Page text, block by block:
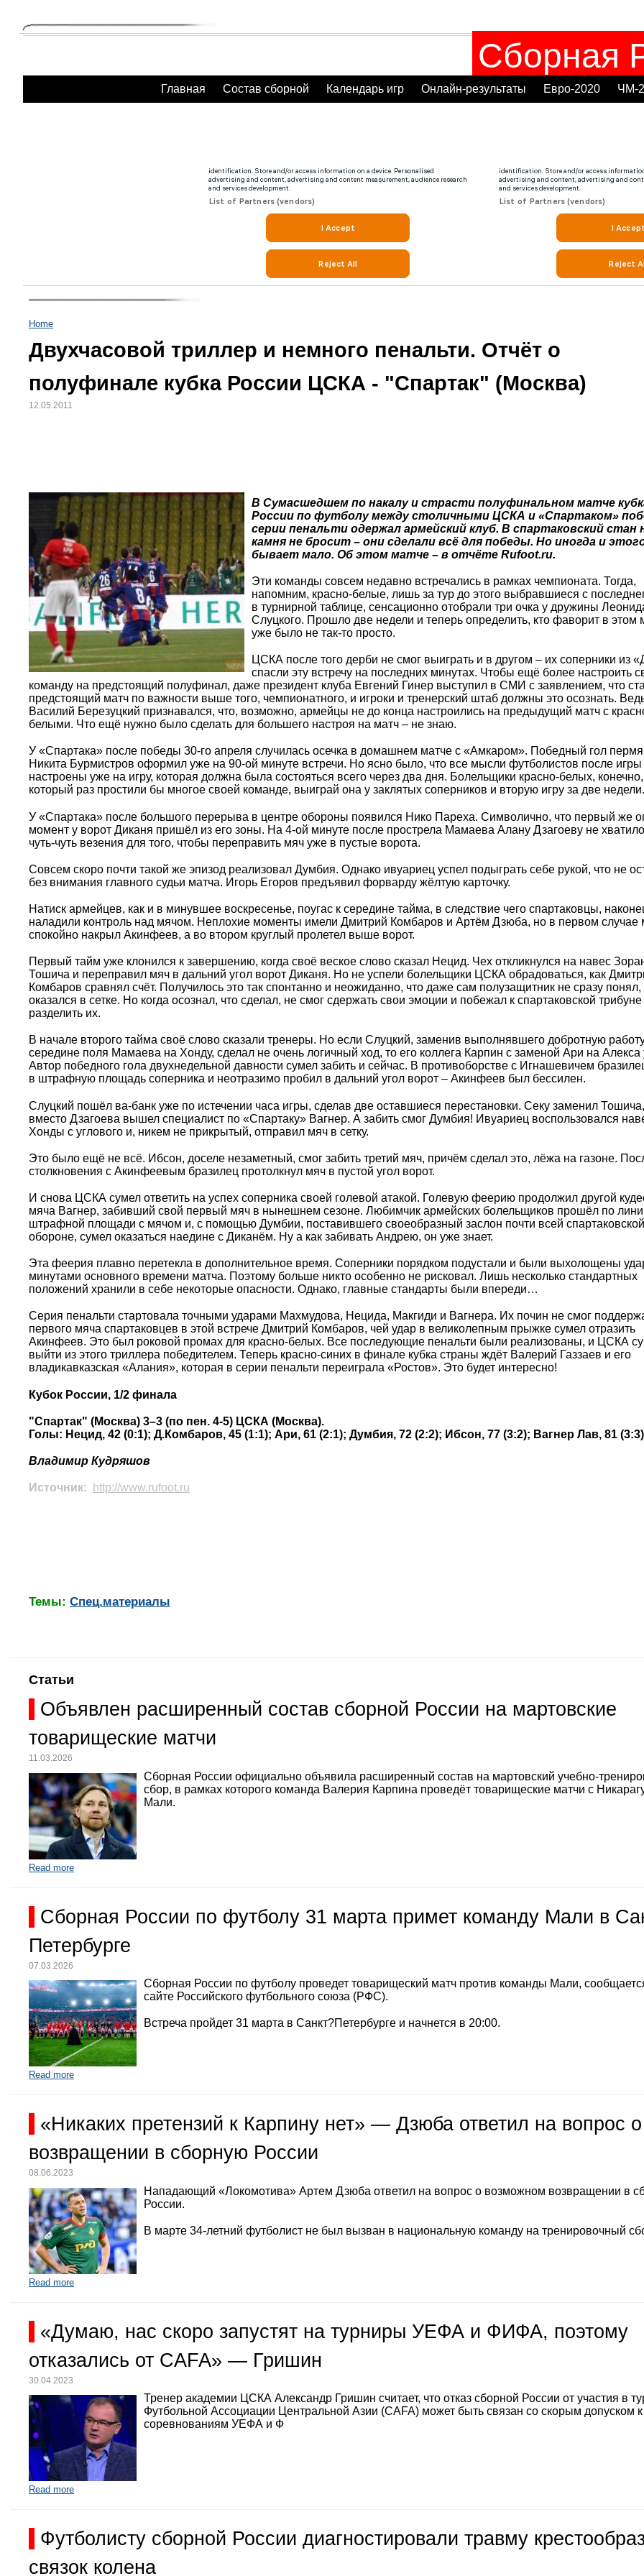
Сборная
Главная Состав сборной Календарь игр Онлайн-результаты Евро-2020 ЧМ-
Home
Двухчасовой триллер и немного пенальти. Отчёт о
полуфинале кубка России ЦСКА - "Спартак" (Москва)
12.05.2011
В Сумасшедшем по накалу и страсти полуфинальном матче
России по футболу между столичными ЦСКА и «Спартаком»
серии пенальти одержал армейский клуб. В спартаковский стан
камня не бросит – они сделали всё для победы. Но иногда и
бывает мало. Об этом матче – в отчёте Rufoot.ru.
Эти команды совсем недавно встречались в рамках чемпионата. Тогда,
напомним, красно-белые, лишь за тур до этого выбравшиеся с
в турнирной таблице, сенсационно отобрали три очка у дружины
Слуцкого. Прошло две недели и теперь определить, кто фаворит в этом
уже было не так-то просто.
ЦСКА после того дерби не смог выиграть и в другом – их соперники из
спасли эту встречу на последних минутах. Чтобы ещё более настроить
команду на предстоящий полуфинал, даже президент клуба Евгений Гинер выступил в СМИ с заявлением, что
предстоящий матч по важности выше того, чемпионатного, и игроки и тренерский штаб должны это осознать.
Василий Березуцкий признавался, что, возможно, армейцы не до конца настроились на предыдущий матч с
белыми. Что ещё нужно было сделать для большего настроя на матч – не знаю.
У «Спартака» после победы 30-го апреля случилась осечка в домашнем матче с «Амкаром». Победный гол
Никита Бурмистров оформил уже на 90-ой минуте встречи. Но ясно было, что все мысли футболистов после
настроены уже на игру, которая должна была состояться всего через два дня. Болельщики красно-белых,
который раз простили бы многое своей команде, выиграй она у заклятых соперников и вторую игру за две недели.
У «Спартака» после большого перерыва в центре обороны появился Нико Пареха. Символично, что первый же
момент у ворот Диканя пришёл из его зоны. На 4-ой минуте после прострела Мамаева Алану Дзагоеву не
чуть-чуть везения для того, чтобы переправить мяч уже в пустые ворота.
Совсем скоро почти такой же эпизод реализовал Думбия. Однако ивуариец успел подыграть себе рукой, что не
без внимания главного судьи матча. Игорь Егоров предъявил форварду жёлтую карточку.
Натиск армейцев, как и в минувшее воскресенье, поугас к середине тайма, в следствие чего спартаковцы,
наладили контроль над мячом. Неплохие моменты имели Дмитрий Комбаров и Артём Дзюба, но в первом случае
спокойно накрыл Акинфеев, а во втором круглый пролетел выше ворот.
Первый тайм уже клонился к завершению, когда своё веское слово сказал Нецид. Чех откликнулся на навес
Тошича и переправил мяч в дальний угол ворот Диканя. Но не успели болельщики ЦСКА обрадоваться, как
Комбаров сравнял счёт. Получилось это так спонтанно и неожиданно, что даже сам полузащитник не сразу понял,
оказался в сетке. Но когда осознал, что сделал, не смог сдержать свои эмоции и побежал к спартаковской трибуне
разделить их.
В начале второго тайма своё слово сказали тренеры. Но если Слуцкий, заменив выполнявшего добротную
середине поля Мамаева на Хонду, сделал не очень логичный ход, то его коллега Карпин с заменой Ари на Алекса
Автор победного гола двухнедельной давности сумел забить и сейчас. В противоборстве с Игнашевичем
в штрафную площадь соперника и неотразимо пробил в дальний угол ворот – Акинфеев был бессилен.
Слуцкий пошёл ва-банк уже по истечении часа игры, сделав две оставшиеся перестановки. Секу заменил
вместо Дзагоева вышел специалист по «Спартаку» Вагнер. А забить смог Думбия! Ивуариец воспользовался
Хонды с углового и, никем не прикрытый, отправил мяч в сетку.
Это было ещё не всё. Ибсон, доселе незаметный, смог забить третий мяч, причём сделал это, лёжа на газоне.
столкновения с Акинфеевым бразилец протолкнул мяч в пустой угол ворот.
И снова ЦСКА сумел ответить на успех соперника своей голевой атакой. Голевую феерию продолжил другой
мяча Вагнер, забивший свой первый мяч в нынешнем сезоне. Любимчик армейских болельщиков прошёл по
штрафной площади с мячом и, с помощью Думбии, поставившего своеобразный заслон почти всей спартаковской
обороне, сумел оказаться наедине с Диканём. Ну а как забивать Андрею, он уже знает.
Эта феерия плавно перетекла в дополнительное время. Соперники порядком подустали и были выхолощены
минутами основного времени матча. Поэтому больше никто особенно не рисковал. Лишь несколько стандартных
положений хранили в себе некоторые опасности. Однако, главные стандарты были впереди…
Серия пенальти стартовала точными ударами Махмудова, Нецида, Макгиди и Вагнера. Их почин не смог
первого мяча спартаковцев в этой встрече Дмитрий Комбаров, чей удар в великолепным прыжке сумел отразить
Акинфеев. Это был роковой промах для красно-белых. Все последующие пенальти были реализованы, и ЦСКА
выйти из этого триллера победителем. Теперь красно-синих в финале кубка страны ждёт Валерий Газзаев и его
владикавказская «Алания», которая в серии пенальти переиграла «Ростов». Это будет интересно!
Кубок России, 1/2 финала
"Спартак" (Москва) 3–3 (по пен. 4-5) ЦСКА (Москва).
Голы: Нецид, 42 (0:1); Д.Комбаров, 45 (1:1); Ари, 61 (2:1); Думбия, 72 (2:2); Ибсон, 77 (3:2); Вагнер Лав, 81 (3:3)
Владимир Кудряшов
Источник: http://www.rufoot.ru
Темы: Спец.материалы
Статьи
Объявлен расширенный состав сборной России на мартовские
товарищеские матчи
11.03.2026
Сборная России официально объявила расширенный состав на мартовский учебно-
сбор, в рамках которого команда Валерия Карпина проведёт товарищеские матчи с
Мали.
Read more
Сборная России по футболу 31 марта примет команду Мали в
Петербурге
07.03.2026
Сборная России по футболу проведет товарищеский матч против команды Мали,
сайте Российского футбольного союза (РФС).
Встреча пройдет 31 марта в Санкт?Петербурге и начнется в 20:00.
Read more
«Никаких претензий к Карпину нет» — Дзюба ответил на вопрос о
возвращении в сборную России
08.06.2023
Нападающий «Локомотива» Артем Дзюба ответил на вопрос о возможном возвращении в
России.
В марте 34-летний футболист не был вызван в национальную команду на тренировочный
Read more
«Думаю, нас скоро запустят на турниры УЕФА и ФИФА, поэтому
отказались от CAFA» — Гришин
30.04.2023
Тренер академии ЦСКА Александр Гришин считает, что отказ сборной России от участия в
Футбольной Ассоциации Центральной Азии (CAFA) может быть связан со скорым допуском к
соревнованиям УЕФА и Ф
Read more
Футболисту сборной России диагностировали травму
связок колена